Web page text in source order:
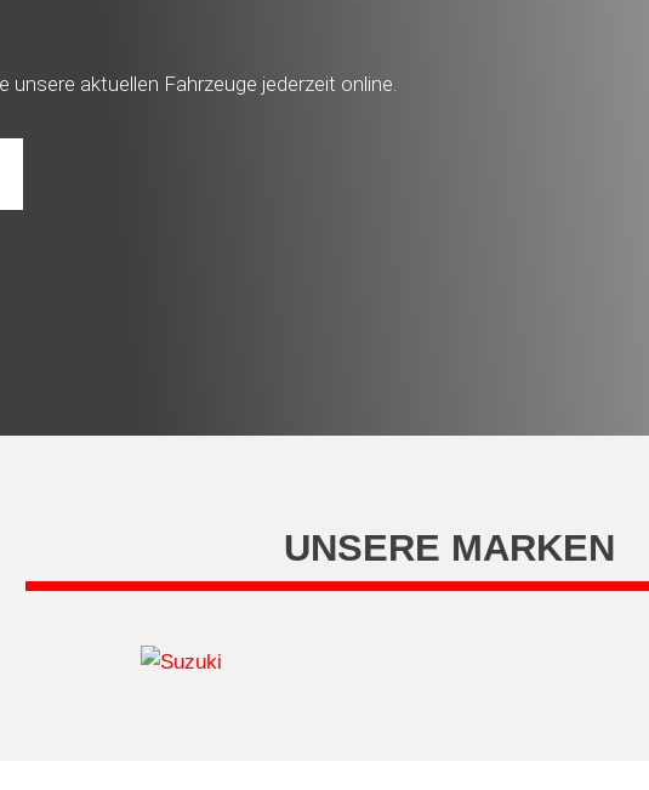
unsere aktuellen Fahrzeuge jederzeit online.
UNSERE MARKEN